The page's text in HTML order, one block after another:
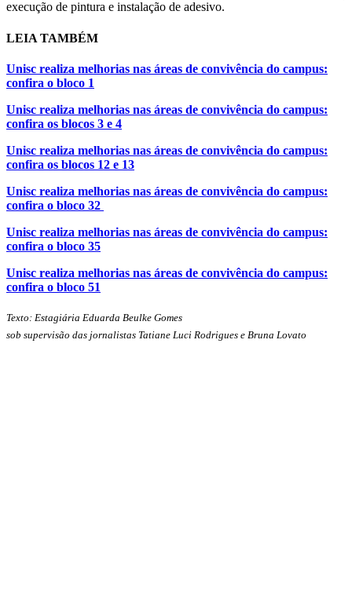
execução de pintura e instalação de adesivo.
LEIA TAMBÉM
Unisc realiza melhorias nas áreas de convivência do campus:
confira o bloco 1
Unisc realiza melhorias nas áreas de convivência do campus:
confira os blocos 3 e 4
Unisc realiza melhorias nas áreas de convivência do campus:
confira os blocos 12 e 13
Unisc realiza melhorias nas áreas de convivência do campus:
confira o bloco 32
Unisc realiza melhorias nas áreas de convivência do campus:
confira o bloco 35
Unisc realiza melhorias nas áreas de convivência do campus:
confira o bloco 51
Texto: Estagiária Eduarda Beulke Gomes
sob supervisão das jornalistas Tatiane Luci Rodrigues e Bruna Lovato